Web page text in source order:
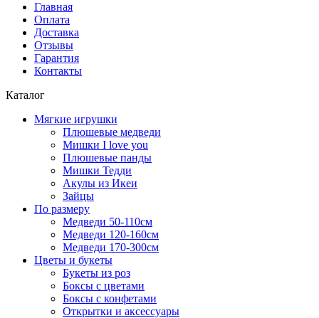
Главная
Оплата
Доставка
Отзывы
Гарантия
Контакты
Каталог
Мягкие игрушки
Плюшевые медведи
Мишки I love you
Плюшевые панды
Мишки Тедди
Акулы из Икеи
Зайцы
По размеру
Медведи 50-110см
Медведи 120-160см
Медведи 170-300см
Цветы и букеты
Букеты из роз
Боксы с цветами
Боксы с конфетами
Открытки и аксессуары